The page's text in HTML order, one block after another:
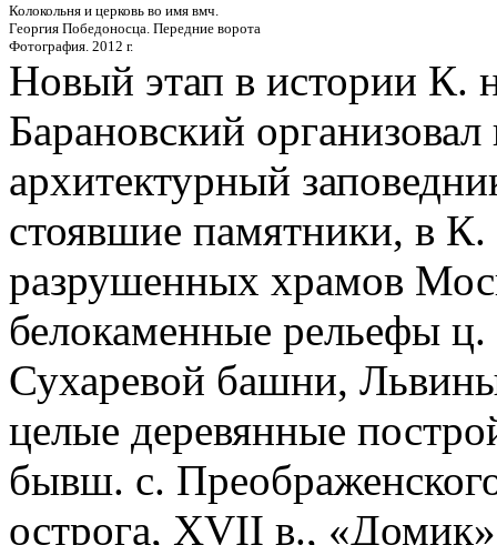
Колокольня и церковь во имя вмч.
Георгия Победоносца. Передние ворота
Фотография. 2012 г.
Новый этап в истории К.
Барановский
архитектурный
стоявшие памятники, в К.
разрушенных храмов
белокаменные рельефы
Сухаревой башни,
целые деревянные
бывш. с.
острога, XVII в.,